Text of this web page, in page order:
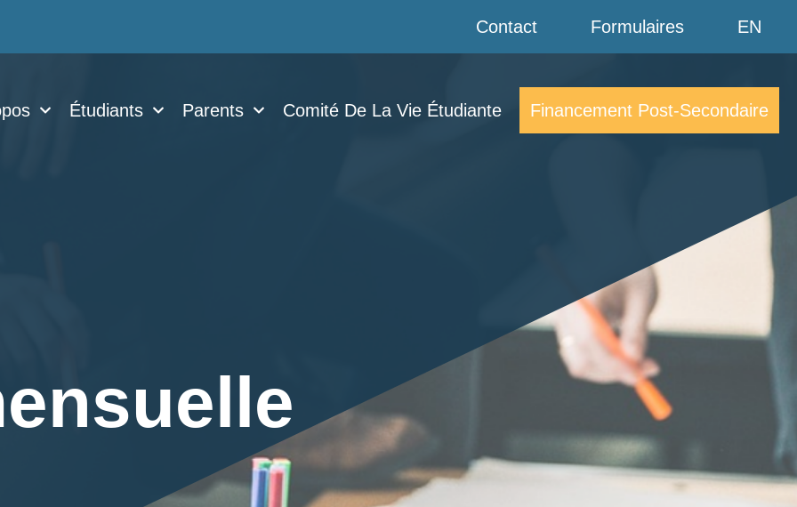
Contact Formulaires EN
Étudiants Parents Comité De La Vie Étudiante Financement Post-Secondaire